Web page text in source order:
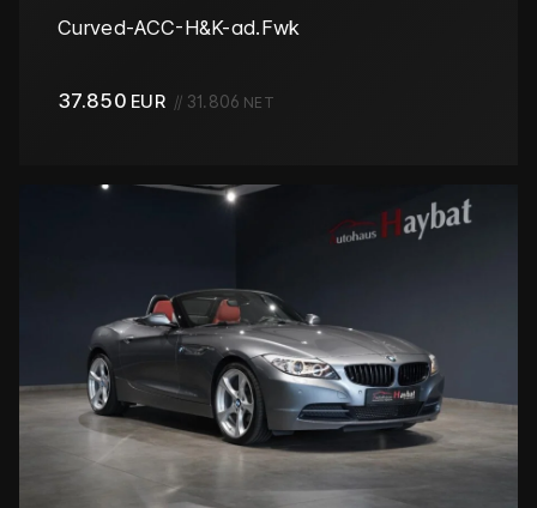
Curved-ACC-H&K-ad.Fwk
37.850 EUR // 31.806 NET